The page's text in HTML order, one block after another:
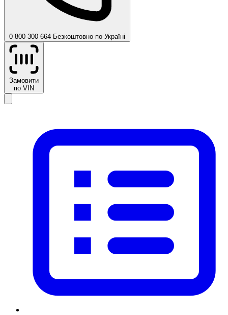
0 800 300 664 Безкоштовно по Україні
Замовити
по VIN